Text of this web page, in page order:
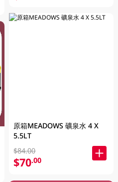
原箱MEADOWS 礦泉水 4 X
5.5LT
$84.00
$70.00